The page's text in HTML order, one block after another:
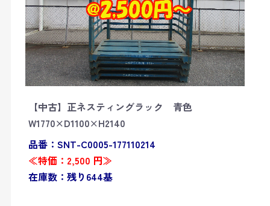
【中古】正ネスティングラック 青色
W1770×D1100×H2140
品番：SNT-C0005-177110214
≪特価：2,500 円≫
在庫数：残り644基